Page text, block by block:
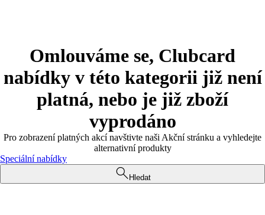
Omlouváme se, Clubcard
nabídky v této kategorii již není
platná, nebo je již zboží
vyprodáno
Pro zobrazení platných akcí navštivte naši Akční stránku a vyhledejte
alternativní produkty
Speciální nabídky
Hledat